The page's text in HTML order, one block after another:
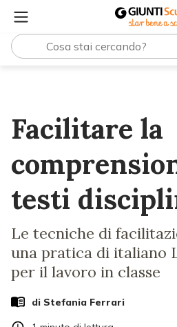
Facilitare la
testi
Le tecniche di
una pratica di italiano
per il lavoro in classe
di Stefania Ferrari